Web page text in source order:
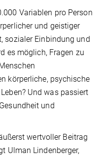
Variablen pro Person
und geistiger
sozialer Einbindung und
es möglich, Fragen zu
körperliche, psychische
Und was passiert
und
wertvoller Beitrag
Ulman Lindenberger,